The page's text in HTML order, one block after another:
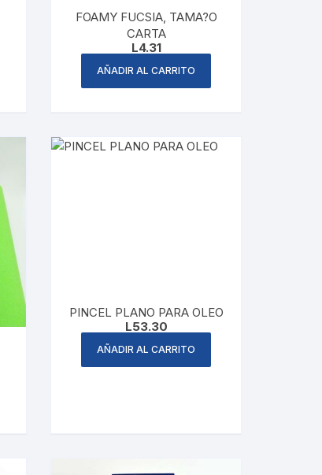
FOAMY FUCSIA, TAMA?O
CARTA
L4.31
AÑADIR AL CARRITO
PINCEL PLANO PARA OLEO
L53.30
AÑADIR AL CARRITO